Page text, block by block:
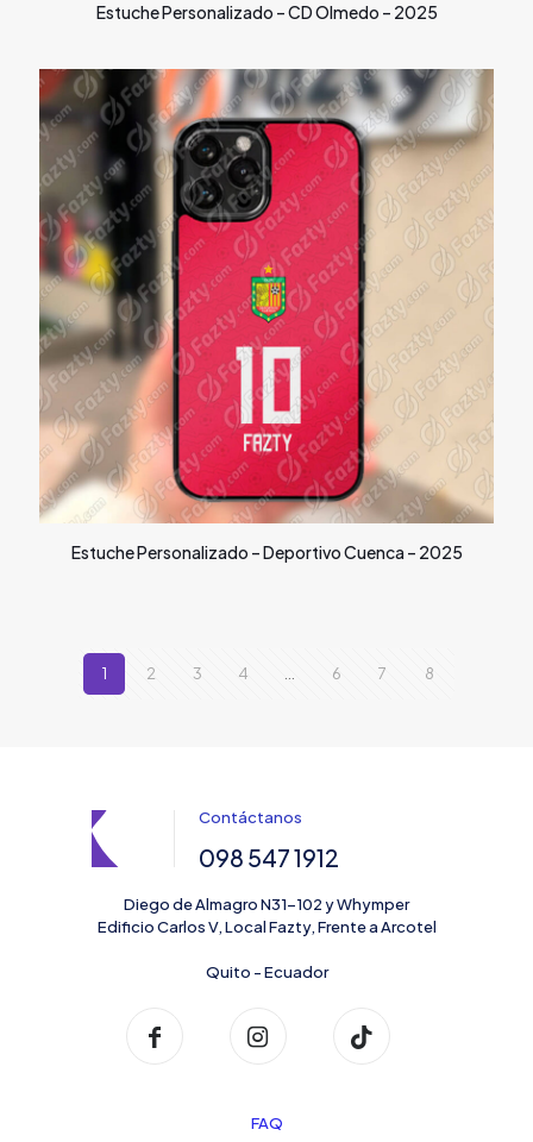
Estuche Personalizado – CD Olmedo – 2025
Estuche Personalizado – Deportivo Cuenca – 2025
1 2 3 4 … 6 7 8
Contáctanos
098 547 1912
Diego de Almagro N31-102 y Whymper
Edificio Carlos V, Local Fazty, Frente a Arcotel
Quito - Ecuador
FAQ